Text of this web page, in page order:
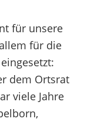
für unsere
für die
dem Ortsrat
viele Jahre